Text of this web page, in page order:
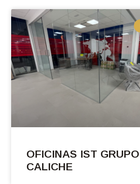
OFICINAS IST GRUPO
CALICHE